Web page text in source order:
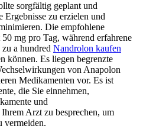
sorgfältig geplant und
zu erzielen und
Die empfohlene
mg pro Tag, während erfahrene
a hundred Nandrolon kaufen
können. Es liegen begrenzte
von Anapolon
Medikamenten vor. Es ist
die Sie einnehmen,
und
Arzt zu besprechen, um
vermeiden.